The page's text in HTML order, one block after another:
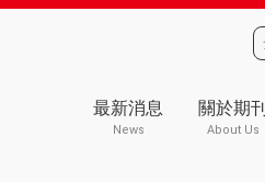
最新消息
News
關於期刊
About Us